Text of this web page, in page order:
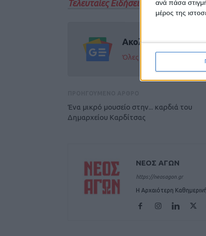
ανά πάσα
μέρος της
Τελευταίες Ειδήσεις Σήμερα
Ακολούθησε την
Όλες οι εξελίξεις στην
Ένα μικρό μουσείο στην... καρδιά του
Δημαρχείου Καρδίτσας
ΝΕΟΣ ΑΓΩΝ
https://neosagon.gr
Η Αρχαιότερη